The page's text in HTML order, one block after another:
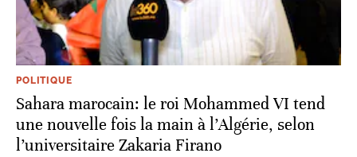
POLITIQUE
Sahara marocain: le roi Mohammed VI tend
une nouvelle fois la main à l’Algérie, selon
l’universitaire Zakaria Firano